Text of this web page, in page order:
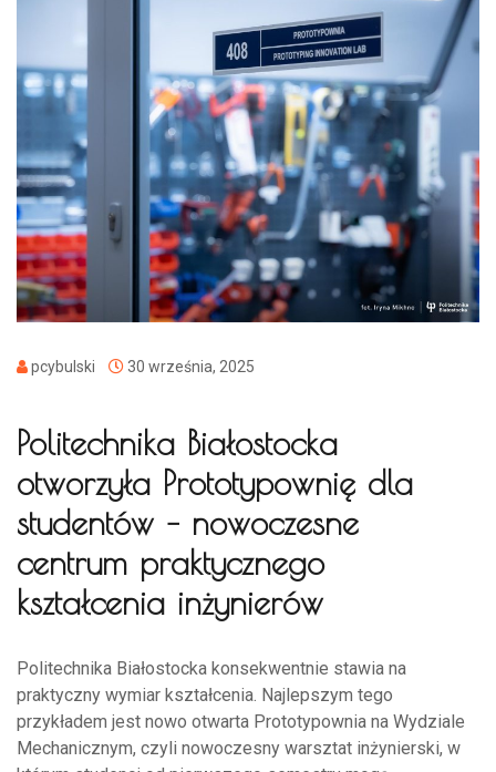
pcybulski 30 września, 2025
Politechnika Białostocka
otworzyła Prototypownię dla
studentów – nowoczesne
centrum praktycznego
kształcenia inżynierów
Politechnika Białostocka konsekwentnie stawia na
praktyczny wymiar kształcenia. Najlepszym tego
przykładem jest nowo otwarta Prototypownia na Wydziale
Mechanicznym, czyli nowoczesny warsztat inżynierski, w